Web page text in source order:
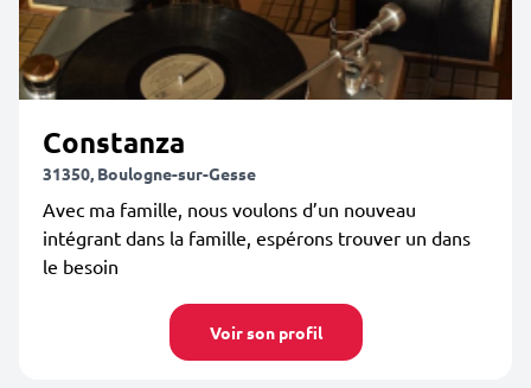
Constanza
31350, Boulogne-sur-Gesse
Avec ma famille, nous voulons d’un nouveau
intégrant dans la famille, espérons trouver un dans
le besoin
Voir son profil